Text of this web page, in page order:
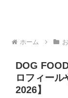
ホーム
DOG
ロフィール
2026】